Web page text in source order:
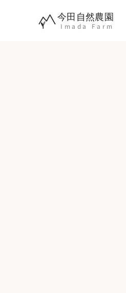
今田自然農園
Imada Farm